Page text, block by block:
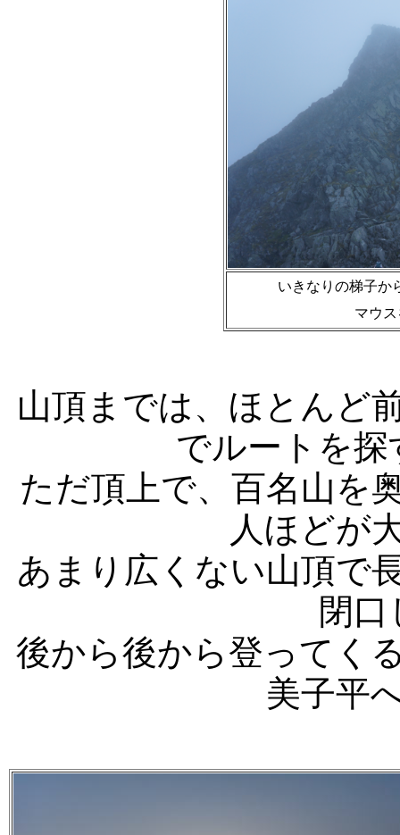
いきなりの梯子か
マウ
山頂までは、ほとんど
でルートを
ただ頂上で、百名山を
人ほどが
あまり広くない山頂で
閉
後から後から登ってく
美子平